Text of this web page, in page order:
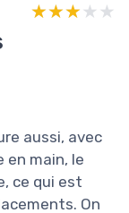
★★★★★
★★★★★
aussi, avec
en main, le
ce qui est
On